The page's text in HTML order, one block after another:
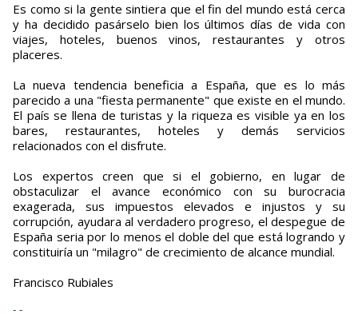
Es como si la gente sintiera que el fin del mundo está cerca
y ha decidido pasárselo bien los últimos días de vida con
viajes, hoteles, buenos vinos, restaurantes y otros
placeres.
La nueva tendencia beneficia a España, que es lo más
parecido a una "fiesta permanente" que existe en el mundo.
El país se llena de turistas y la riqueza es visible ya en los
bares, restaurantes, hoteles y demás servicios
relacionados con el disfrute.
Los expertos creen que si el gobierno, en lugar de
obstaculizar el avance económico con su burocracia
exagerada, sus impuestos elevados e injustos y su
corrupción, ayudara al verdadero progreso, el despegue de
España seria por lo menos el doble del que está logrando y
constituiría un "milagro" de crecimiento de alcance mundial.
Francisco Rubiales
- -